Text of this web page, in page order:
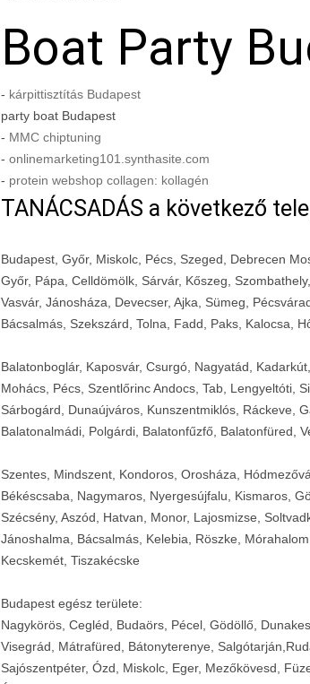
Boat Party
- kárpittisztítás Budapest
party boat Budapest
- MMC chiptuning
- onlinemarketing101.synthasite.com
- protein webshop collagen: kollagén
TANÁCSADÁS a következő
Budapest, Győr, Miskolc, Pécs, Szeged, Debrecen
Győr, Pápa, Celldömölk, Sárvár, Kőszeg,
Vasvár, Jánosháza, Devecser, Ajka, Sümeg,
Bácsalmás, Szekszárd, Tolna, Fadd, Paks, Kalocsa,
Balatonboglár, Kaposvár, Csurgó, Nagyatád,
Mohács, Pécs, Szentlőrinc Andocs, Tab, Lengyeltóti,
Sárbogárd, Dunaújváros, Kunszentmiklós, Ráckeve,
Balatonalmádi, Polgárdi, Balatonfűzfő, Balatonfüred,
Szentes, Mindszent, Kondoros, Orosháza,
Békéscsaba, Nagymaros, Nyergesújfalu, Kismaros,
Szécsény, Aszód, Hatvan, Monor, Lajosmizse,
Jánoshalma, Bácsalmás, Kelebia, Röszke,
Kecskemét, Tiszakécske
Budapest egész területe:
Nagykörös, Cegléd, Budaörs, Pécel, Gödöllő,
Visegrád, Mátrafüred, Bátonyterenye,
Sajószentpéter, Ózd, Miskolc, Eger, Mezőkövesd,